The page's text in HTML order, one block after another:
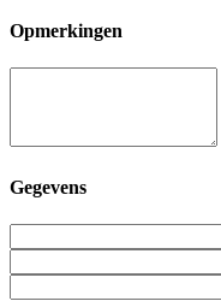
Opmerkingen
Gegevens